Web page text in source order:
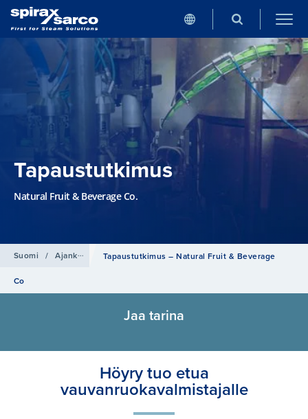
Tapaustutkimus
Natural Fruit & Beverage Co.
Suomi / AjankohtaistaTapaustutkimus – Natural Fruit & Beverage
Co
Jaa tarina
Höyry tuo etua
vauvanruokavalmistajalle